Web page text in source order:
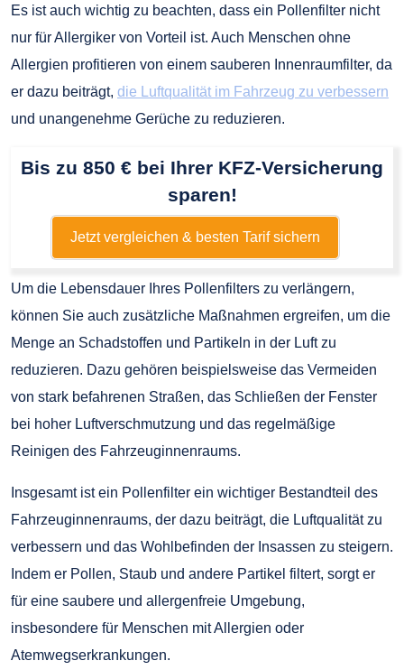
Es ist auch wichtig zu beachten, dass ein Pollenfilter nicht
nur für Allergiker von Vorteil ist. Auch Menschen ohne
Allergien profitieren von einem sauberen Innenraumfilter, da
er dazu beiträgt, die Luftqualität im Fahrzeug zu verbessern
und unangenehme Gerüche zu reduzieren.
Bis zu 850 € bei Ihrer KFZ-Versicherung
sparen!
Jetzt vergleichen & besten Tarif sichern
Um die Lebensdauer Ihres Pollenfilters zu verlängern,
können Sie auch zusätzliche Maßnahmen ergreifen, um die
Menge an Schadstoffen und Partikeln in der Luft zu
reduzieren. Dazu gehören beispielsweise das Vermeiden
von stark befahrenen Straßen, das Schließen der Fenster
bei hoher Luftverschmutzung und das regelmäßige
Reinigen des Fahrzeuginnenraums.
Insgesamt ist ein Pollenfilter ein wichtiger Bestandteil des
Fahrzeuginnenraums, der dazu beiträgt, die Luftqualität zu
verbessern und das Wohlbefinden der Insassen zu steigern.
Indem er Pollen, Staub und andere Partikel filtert, sorgt er
für eine saubere und allergenfreie Umgebung,
insbesondere für Menschen mit Allergien oder
Atemwegserkrankungen.